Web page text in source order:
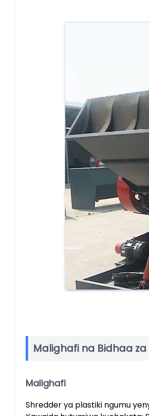
Malighafi na Bidhaa za
Malighafi
Shredder ya plastiki ngumu